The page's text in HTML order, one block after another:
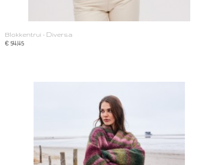
Blokkentrui - Diversa
€ 54,45